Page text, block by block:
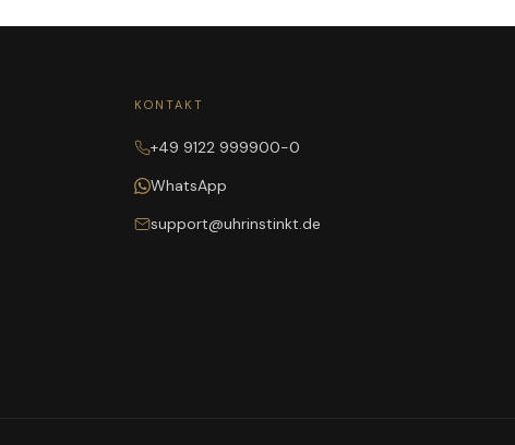
KONTAKT
+49 9122 999900-0
WhatsApp
support@uhrinstinkt.de